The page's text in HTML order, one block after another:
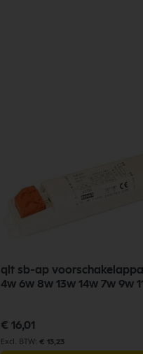
qlt sb-ap
4w 6w 8w 13w 14w 7w 9w
€ 16,01
€ 13,23